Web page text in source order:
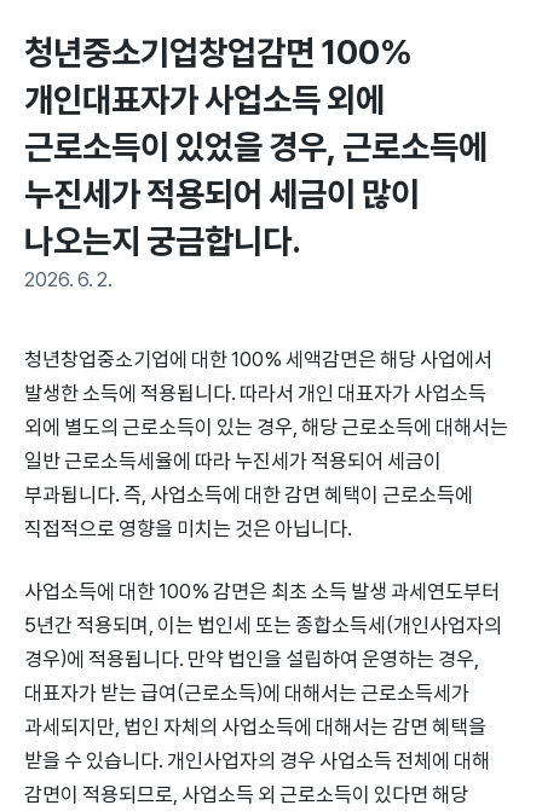
청년중소기업창업감면 100%
개인대표자가 사업소득 외에
근로소득이 있었을 경우, 근로소득에
누진세가 적용되어 세금이 많이
나오는지 궁금합니다.
2026. 6. 2.
청년창업중소기업에 대한 100% 세액감면은 해당 사업에서
발생한 소득에 적용됩니다. 따라서 개인 대표자가 사업소득
외에 별도의 근로소득이 있는 경우, 해당 근로소득에 대해서는
일반 근로소득세율에 따라 누진세가 적용되어 세금이
부과됩니다. 즉, 사업소득에 대한 감면 혜택이 근로소득에
직접적으로 영향을 미치는 것은 아닙니다.
사업소득에 대한 100% 감면은 최초 소득 발생 과세연도부터
5년간 적용되며, 이는 법인세 또는 종합소득세(개인사업자의
경우)에 적용됩니다. 만약 법인을 설립하여 운영하는 경우,
대표자가 받는 급여(근로소득)에 대해서는 근로소득세가
과세되지만, 법인 자체의 사업소득에 대해서는 감면 혜택을
받을 수 있습니다. 개인사업자의 경우 사업소득 전체에 대해
감면이 적용되므로, 사업소득 외 근로소득이 있다면 해당